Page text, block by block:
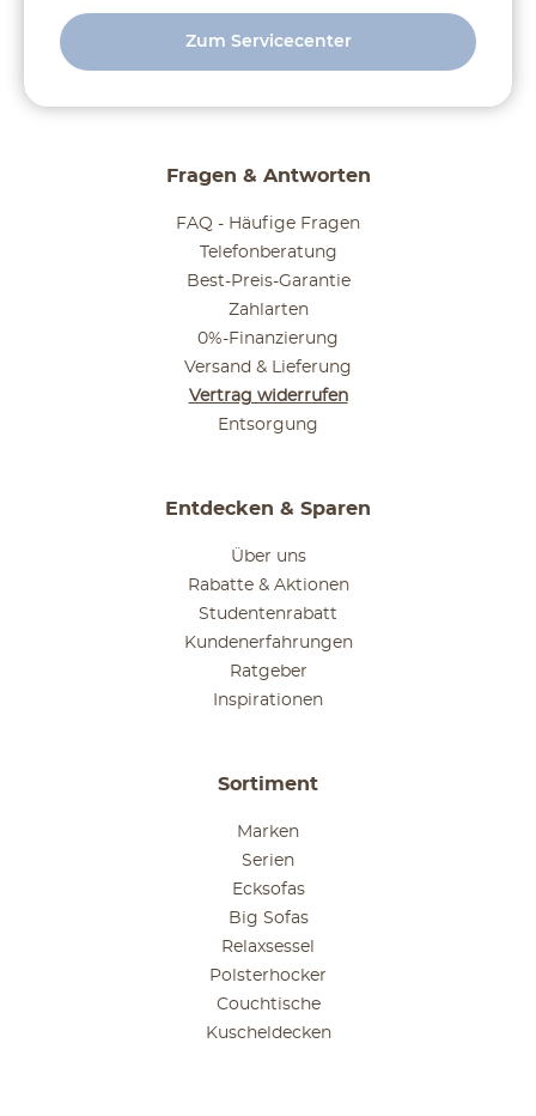
Fragen & Antworten
FAQ - Häufige Fragen
Telefonberatung
Best-Preis-Garantie
Zahlarten
0%-Finanzierung
Versand & Lieferung
Vertrag widerrufen
Entsorgung
Entdecken & Sparen
Über uns
Rabatte & Aktionen
Studentenrabatt
Kundenerfahrungen
Ratgeber
Inspirationen
Sortiment
Marken
Serien
Ecksofas
Big Sofas
Relaxsessel
Polsterhocker
Couchtische
Kuscheldecken
Zum Servicecenter